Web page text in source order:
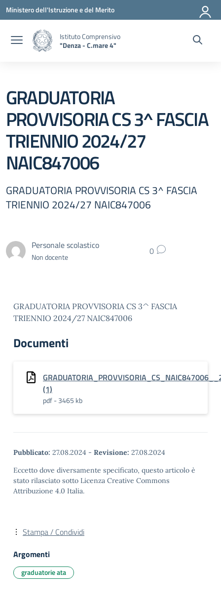
Vai ai contenuti
Vai al menu di navigazione
Vai al footer
Ministero dell'Istruzione e del Merito
Istituto Comprensivo
"Denza - C.mare 4"
GRADUATORIA
PROVVISORIA CS 3^ FASCIA
TRIENNIO 2024/27
NAIC847006
GRADUATORIA PROVVISORIA CS 3^ FASCIA
TRIENNIO 2024/27 NAIC847006
Personale scolastico
Non docente 0
GRADUATORIA PROVVISORIA CS 3^ FASCIA
TRIENNIO 2024/27 NAIC847006
Documenti
(1)
pdf - 3465 kb
Pubblicato: 27.08.2024 - Revisione: 27.08.2024
Eccetto dove diversamente specificato, questo articolo è
stato rilasciato sotto Licenza Creative Commons
Attribuzione 4.0 Italia.
Stampa / Condividi
Argomenti
graduatorie ata